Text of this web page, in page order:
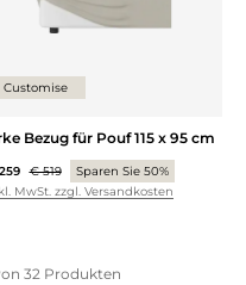
Customise
Bezug für Pouf 115 x 95 cm
€ 519
Sparen Sie 50%
MwSt. zzgl. Versandkosten
32 Produkten